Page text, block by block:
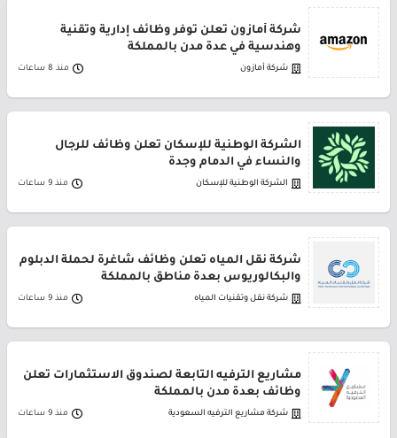
شركة أمازون تعلن توفر وظائف إدارية وتقنية
وهندسية في عدة مدن بالمملكة
شركة أمازون منذ 8 ساعات
الشركة الوطنية للإسكان تعلن وظائف للرجال
والنساء في الدمام وجدة
الشركة الوطنية للإسكان منذ 9 ساعات
شركة نقل المياه تعلن وظائف شاغرة لحملة الدبلوم
والبكالوريوس بعدة مناطق بالمملكة
شركة نقل وتقنيات المياه منذ 9 ساعات
مشاريع الترفيه التابعة لصندوق الاستثمارات تعلن
وظائف بعدة مدن بالمملكة
شركة مشاريع الترفيه السعودية منذ 9 ساعات